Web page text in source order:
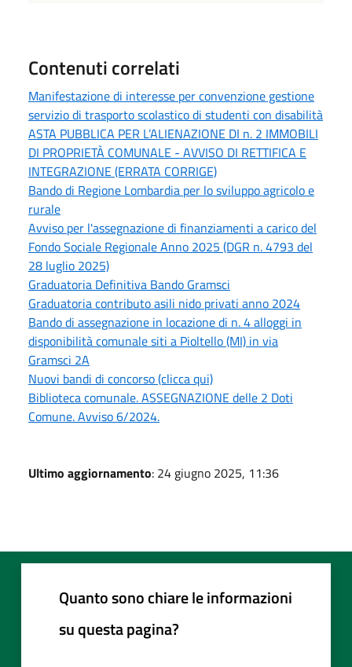
Contenuti correlati
Manifestazione di interesse per convenzione gestione
servizio di trasporto scolastico di studenti con disabilità
ASTA PUBBLICA PER L’ALIENAZIONE DI n. 2 IMMOBILI
DI PROPRIETÀ COMUNALE - AVVISO DI RETTIFICA E
INTEGRAZIONE (ERRATA CORRIGE)
Bando di Regione Lombardia per lo sviluppo agricolo e
rurale
Avviso per l'assegnazione di finanziamenti a carico del
Fondo Sociale Regionale Anno 2025 (DGR n. 4793 del
28 luglio 2025)
Graduatoria Definitiva Bando Gramsci
Graduatoria contributo asili nido privati anno 2024
Bando di assegnazione in locazione di n. 4 alloggi in
disponibilità comunale siti a Pioltello (MI) in via
Gramsci 2A
Nuovi bandi di concorso (clicca qui)
Biblioteca comunale. ASSEGNAZIONE delle 2 Doti
Comune. Avviso 6/2024.
Ultimo aggiornamento: 24 giugno 2025, 11:36
Quanto sono chiare le informazioni
su questa pagina?